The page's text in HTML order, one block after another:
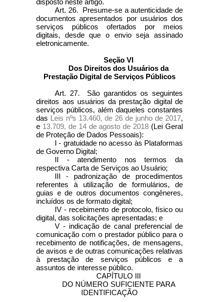
disposto neste artigo.
Art. 26. Presume-se a autenticidade de
documentos apresentados por usuários dos
serviços públicos ofertados por meios
digitais, desde que o envio seja assinado
eletronicamente.
Seção VI
Dos Direitos dos Usuários da
Prestação Digital de Serviços Públicos
Art. 27. São garantidos os seguintes
direitos aos usuários da prestação digital de
serviços públicos, além daqueles constantes
das Leis nºs 13.460, de 26 de junho de 2017,
e 13.709, de 14 de agosto de 2018 (Lei Geral
de Proteção de Dados Pessoais):
I - gratuidade no acesso às Plataformas
de Governo Digital;
II - atendimento nos termos da
respectiva Carta de Serviços ao Usuário;
III - padronização de procedimentos
referentes à utilização de formulários, de
guias e de outros documentos congêneres,
incluídos os de formato digital;
IV - recebimento de protocolo, físico ou
digital, das solicitações apresentadas; e
V - indicação de canal preferencial de
comunicação com o prestador público para o
recebimento de notificações, de mensagens,
de avisos e de outras comunicações relativas
à prestação de serviços públicos e a
assuntos de interesse público.
CAPÍTULO III
DO NÚMERO SUFICIENTE PARA
IDENTIFICAÇÃO